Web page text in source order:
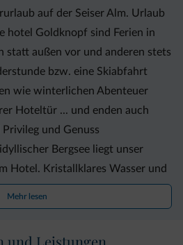
auf der Seiser Alm. Urlaub
hotel Goldknopf sind Ferien in
statt außen vor und anderen stets
bzw. eine Skiabfahrt
wie winterlichen Abenteuer
Hoteltür ... und enden auch
und Genuss
Bergsee liegt unser
Hotel. Kristallklares Wasser und
im Sommer das
lockt das
Mehr lesen
und Leistungen